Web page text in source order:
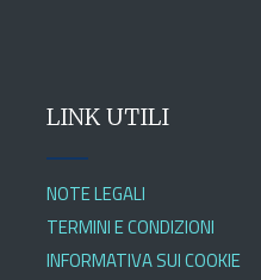
LINK UTILI
NOTE LEGALI
TERMINI E CONDIZIONI
INFORMATIVA SUI COOKIE